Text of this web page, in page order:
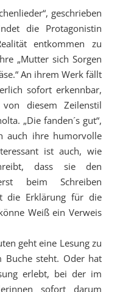
geschrieben
die Protagonistin
entkommen zu
„Mutter sich Sorgen
An ihrem Werk fällt
sofort erkennbar,
diesem Zeilenstil
„Die fanden´s gut“,
auch ihre humorvolle
ist auch, wie
dass sie den
beim Schreiben
die Erklärung für die
Weiß ein Verweis
geht eine Lesung zu
Buche steht. Oder hat
erlebt, bei der im
sofort darum